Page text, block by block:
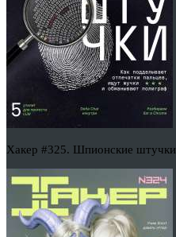
Хакер #325. Шпионские штучки